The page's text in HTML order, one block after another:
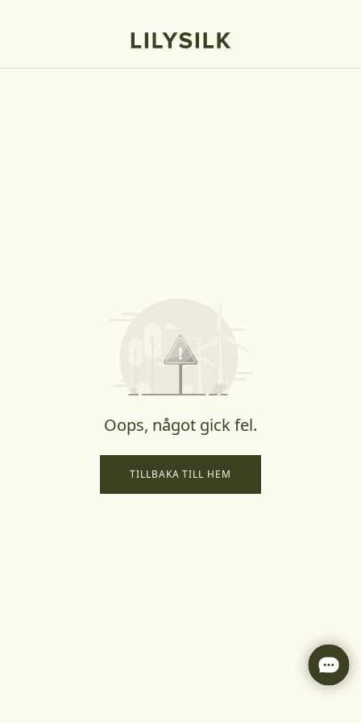
Oops, något gick fel.
TILLBAKA TILL HEM